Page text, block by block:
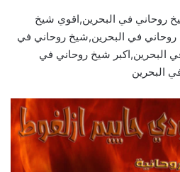
روحاني في البحرين,اقوي شيخ
في البحرين,شيخ روحاني في
البحرين,اكبر شيخ روحاني في
البحرين